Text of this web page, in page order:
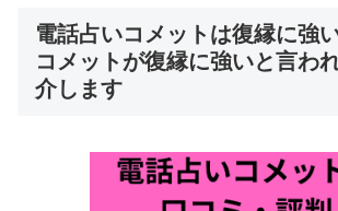
電話占いコメットは復縁に強
コメットが復縁に強いと言わ
介します